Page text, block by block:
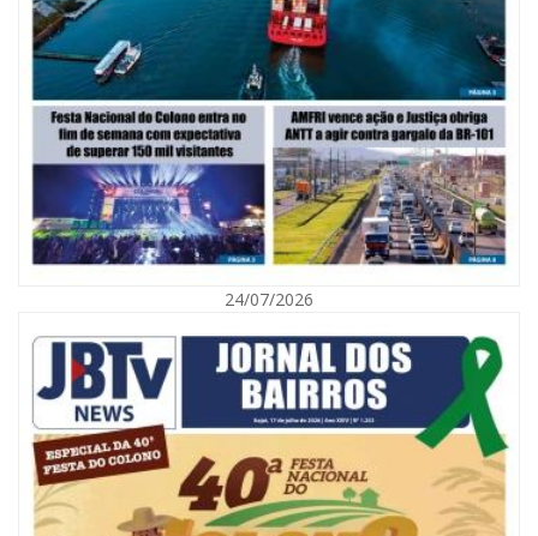
07/08/2026 | 07:00
Saúde de BC promove mutirão de DIU e Implanon na UBS Municípios
neste sábado
POLÍTICA
24/07/2026